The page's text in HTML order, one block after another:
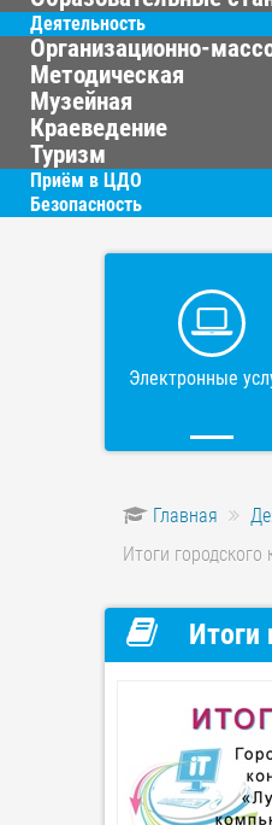
Деятельность
Организационно-
Методическая
Музейная
Краеведение
Туризм
Приём в ЦДО
Безопасность
Электронные
Главная
Итоги
Итоги